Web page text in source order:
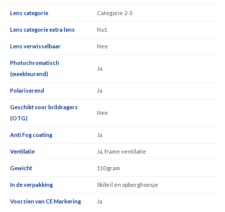
Lens categorie Categorie 2-3
Lens categorie extra lens N.v.t.
Lens verwisselbaar Nee
Photochromatisch
(meekleurend)
Ja
Polariserend Ja
Geschikt voor brildragers
(OTG)
Nee
Anti Fog coating Ja
Ventilatie Ja, frame ventilatie
Gewicht 110 gram
In de verpakking Skibril en opberghoesje
Voorzien van CE Markering Ja